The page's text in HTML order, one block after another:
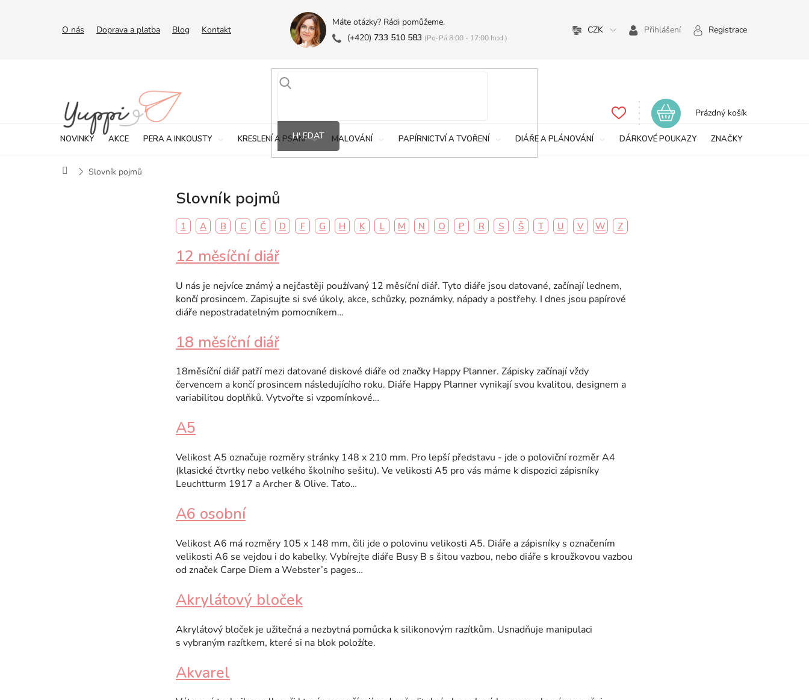
O nás Doprava a platba Blog Kontakt
Máte otázky? Rádi pomůžeme.
(+420) 733 510 583 (Po-Pá 8:00 - 17:00 hod.)
CZK Přihlášení Registrace
HLEDAT
Nákupní
Prázdný košík
NOVINKY AKCE PERA A INKOUSTY KRESLENÍ A PSANÍ MALOVÁNÍ PAPÍRNICTVÍ A TVOŘENÍ DIÁŘE A PLÁNOVÁNÍ DÁRKOVÉ POUKAZY ZNAČKY
DomůSlovník pojmů
Slovník pojmů
1 A B C Č D F G H K L M N O P R S Š T U V W Z
ý
p
i
s
l
o
v
n
í
k
o
v
c
h
p
o
j
m
ů
12 měsíční diář
U nás je nejvíce známý a nejčastěji používaný 12 měsíční diář. Tyto diáře jsou datované, začínají lednem,
končí prosincem. Zapisujte si své úkoly, akce, schůzky, poznámky, nápady a postřehy. I dnes jsou papírové
diáře nepostradatelným pomocníkem…
18 měsíční diář
18měsíční diář patří mezi datované diskové diáře od značky Happy Planner. Zápisky začínají vždy
červencem a končí prosincem následujícího roku. Diáře Happy Planner vynikají svou kvalitou, designem a
variabilitou doplňků. Vytvořte si vzpomínkové…
A5
Velikost A5 označuje rozměry stránky 148 x 210 mm. Pro lepší představu - jde o poloviční rozměr A4
(klasické čtvrtky nebo velkého školního sešitu). Ve velikosti A5 pro vás máme k dispozici zápisníky
Leuchtturm 1917 a Archer & Olive. Tato…
A6 osobní
Velikost A6 má rozměry 105 x 148 mm, čili jde o polovinu velikosti A5. Diáře a zápisníky s označením
velikosti A6 se vejdou i do kabelky. Vybírejte diáře Busy B s šitou vazbou, nebo diáře s kroužkovou vazbou
od značek Carpe Diem a Webster’s pages…
Akrylátový bloček
Akrylátový bloček je užitečná a nezbytná pomůcka k silikonovým razítkům. Usnadňuje manipulaci
s vybraným razítkem, které si na blok položíte.
Akvarel